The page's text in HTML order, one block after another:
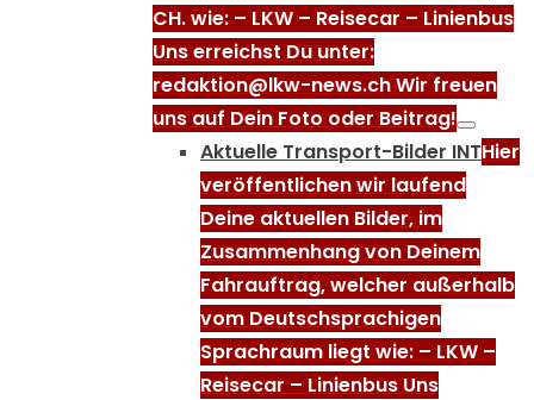
CH. wie: – LKW – Reisecar – Linienbus
Uns erreichst Du unter:
redaktion@lkw-news.ch Wir freuen
uns auf Dein Foto oder Beitrag!
Aktuelle Transport-Bilder INTHier
veröffentlichen wir laufend
Deine aktuellen Bilder, im
Zusammenhang von Deinem
Fahrauftrag, welcher außerhalb
vom Deutschsprachigen
Sprachraum liegt wie: – LKW –
Reisecar – Linienbus Uns